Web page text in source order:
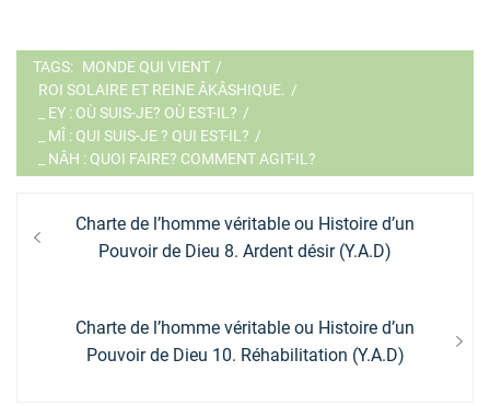
TAGS: MONDE QUI VIENT /
ROI SOLAIRE ET REINE ÂKÂSHIQUE. /
_ EY : OÙ SUIS-JE? OÙ EST-IL? /
_ MÎ : QUI SUIS-JE ? QUI EST-IL? /
_ NÂH : QUOI FAIRE? COMMENT AGIT-IL?
Navigation
de
Previous
post:
Charte de l’homme véritable ou Histoire d’un
Pouvoir de Dieu 8. Ardent désir (Y.A.D)
Next
post:
Charte de l’homme véritable ou Histoire d’un
Pouvoir de Dieu 10. Réhabilitation (Y.A.D)